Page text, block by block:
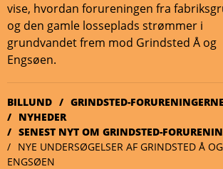
vise, hvordan forureningen fra
og den gamle losseplads strømmer i
grundvandet frem mod Grindsted Å og
Engsøen.
BILLUND
GRINDSTED-FORURENINGERNE
NYHEDER
SENEST NYT OM GRINDSTED-
NYE UNDERSØGELSER AF GRINDSTED Å OG
ENGSØEN